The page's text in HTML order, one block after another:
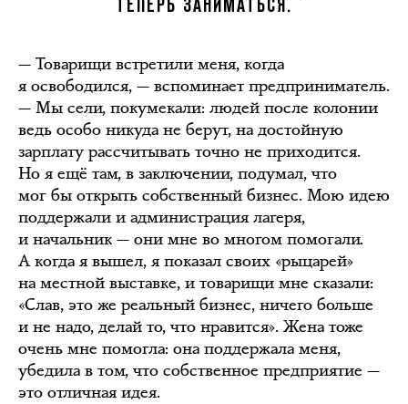
ТЕПЕРЬ ЗАНИМАТЬСЯ.
— Товарищи встретили меня, когда
я освободился, — вспоминает предприниматель.
— Мы сели, покумекали: людей после колонии
ведь особо никуда не берут, на достойную
зарплату рассчитывать точно не приходится.
Но я ещё там, в заключении, подумал, что
мог бы открыть собственный бизнес. Мою идею
поддержали и администрация лагеря,
и начальник — они мне во многом помогали.
А когда я вышел, я показал своих «рыцарей»
на местной выставке, и товарищи мне сказали:
«Слав, это же реальный бизнес, ничего больше
и не надо, делай то, что нравится». Жена тоже
очень мне помогла: она поддержала меня,
убедила в том, что собственное предприятие —
это отличная идея.